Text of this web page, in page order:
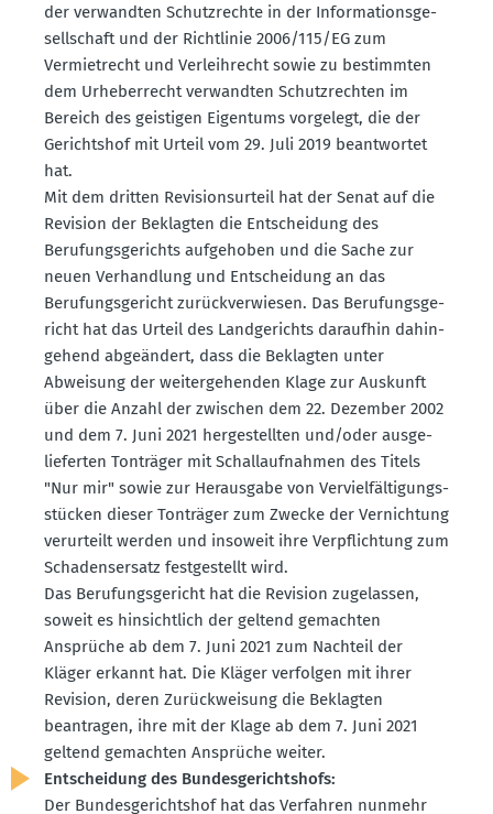
der verwandten Schutz­rechte in der Infor­ma­ti­ons­ge­
sell­schaft und der Richt­linie 2006/115/EG zum
Vermiet­recht und Verleih­recht sowie zu bestimmten
dem Urheber­recht verwandten Schutz­rechten im
Bereich des geistigen Eigentums vorgelegt, die der
Gerichtshof mit Urteil vom 29. Juli 2019 beant­wortet
hat.
Mit dem dritten Revisi­ons­urteil hat der Senat auf die
Revision der Beklagten die Entscheidung des
Berufungs­ge­richts aufge­hoben und die Sache zur
neuen Verhandlung und Entscheidung an das
Berufungs­ge­richt zurück­ver­wiesen. Das Berufungs­ge­
richt hat das Urteil des Landge­richts daraufhin dahin­
gehend abgeändert, dass die Beklagten unter
Abweisung der weiter­ge­henden Klage zur Auskunft
über die Anzahl der zwischen dem 22. Dezember 2002
und dem 7. Juni 2021 herge­stellten und/oder ausge­
lie­ferten Tonträger mit Schall­auf­nahmen des Titels
"Nur mir" sowie zur Herausgabe von Verviel­fäl­ti­gungs­
stücken dieser Tonträger zum Zwecke der Vernichtung
verur­teilt werden und insoweit ihre Verpflichtung zum
Schadens­ersatz festge­stellt wird.
Das Berufungs­ge­richt hat die Revision zugelassen,
soweit es hinsichtlich der geltend gemachten
Ansprüche ab dem 7. Juni 2021 zum Nachteil der
Kläger erkannt hat. Die Kläger verfolgen mit ihrer
Revision, deren Zurück­weisung die Beklagten
beantragen, ihre mit der Klage ab dem 7. Juni 2021
geltend gemachten Ansprüche weiter.
Entscheidung des Bundes­ge­richtshofs:
Der Bundes­ge­richtshof hat das Verfahren nunmehr